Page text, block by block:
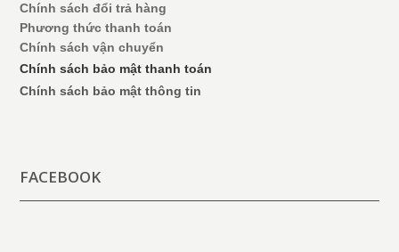
Chính sách đổi trả hàng
Phương thức thanh toán
Chính sách vận chuyển
Chính sách bảo mật thanh toán
Chính sách bảo mật thông tin
FACEBOOK